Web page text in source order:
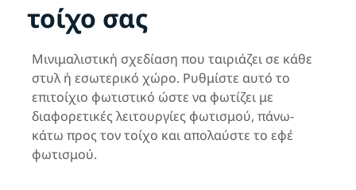
τοίχο σας
Μινιμαλιστική σχεδίαση που ταιριάζει σε κάθε
στυλ ή εσωτερικό χώρο. Ρυθμίστε αυτό το
επιτοίχιο φωτιστικό ώστε να φωτίζει με
διαφορετικές λειτουργίες φωτισμού, πάνω-
κάτω προς τον τοίχο και απολαύστε το εφέ
φωτισμού.